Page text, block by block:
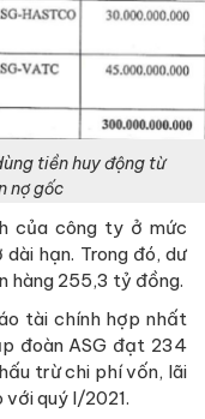
tiền huy động từ
nợ gốc
của công ty ở mức
hạn. Trong đó, dư
hàng 255,3 tỷ đồng.
tài chính hợp nhất
đoàn ASG đạt 234
trừ chi phí vốn, lãi
với quý I/2021.